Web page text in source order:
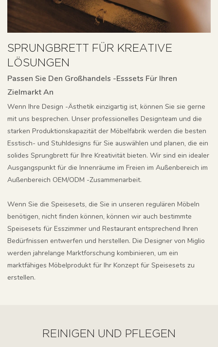
SPRUNGBRETT FÜR KREATIVE
LÖSUNGEN
Passen Sie Den Großhandels -Esssets Für Ihren
Zielmarkt An
Wenn Ihre Design -Ästhetik einzigartig ist, können Sie sie gerne
mit uns besprechen. Unser professionelles Designteam und die
starken Produktionskapazität der Möbelfabrik werden die besten
Esstisch- und Stuhldesigns für Sie auswählen und planen, die ein
solides Sprungbrett für Ihre Kreativität bieten. Wir sind ein idealer
Ausgangspunkt für die Innenräume im Freien im Außenbereich im
Außenbereich OEM/ODM -Zusammenarbeit.
Wenn Sie die Speisesets, die Sie in unseren regulären Möbeln
benötigen, nicht finden können, können wir auch bestimmte
Speisesets für Esszimmer und Restaurant entsprechend Ihren
Bedürfnissen entwerfen und herstellen. Die Designer von Miglio
werden jahrelange Marktforschung kombinieren, um ein
marktfähiges Möbelprodukt für Ihr Konzept für Speisesets zu
erstellen.
REINIGEN UND PFLEGEN